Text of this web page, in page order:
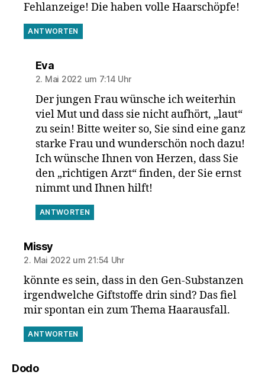
Fehlanzeige! Die haben volle Haarschöpfe!
ANTWORTEN
Evasagt:
2. Mai 2022 um 7:14 Uhr
Der jungen Frau wünsche ich weiterhin
viel Mut und dass sie nicht aufhört, „laut“
zu sein! Bitte weiter so, Sie sind eine ganz
starke Frau und wunderschön noch dazu!
Ich wünsche Ihnen von Herzen, dass Sie
den „richtigen Arzt“ finden, der Sie ernst
nimmt und Ihnen hilft!
ANTWORTEN
Missysagt:
2. Mai 2022 um 21:54 Uhr
könnte es sein, dass in den Gen-Substanzen
irgendwelche Giftstoffe drin sind? Das fiel
mir spontan ein zum Thema Haarausfall.
ANTWORTEN
Dodosagt: